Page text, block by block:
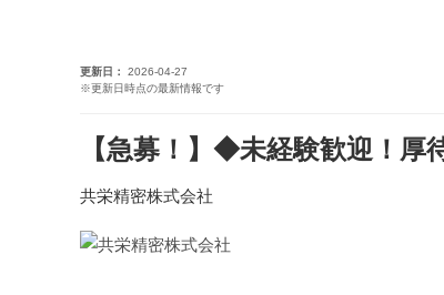
更新日
2026-04-27
※更新日時点の最新情報です
【急募！】◆未経験歓迎！厚
共栄精密株式会社